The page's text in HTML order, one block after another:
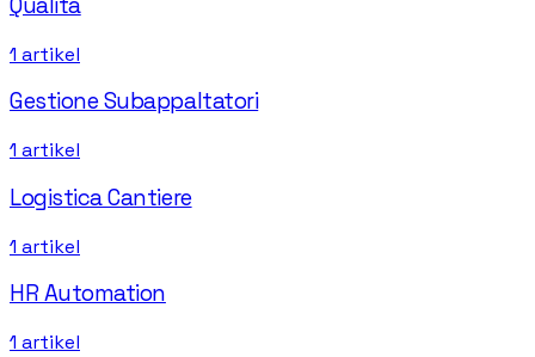
1 artikel
Gestione Subappaltatori
1 artikel
Logistica Cantiere
1 artikel
HR Automation
1 artikel